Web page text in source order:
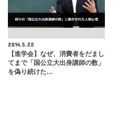
2014.5.22
【進学会】なぜ、消費者をだまし
てまで「国公立大出身講師の数」
を偽り続けた…